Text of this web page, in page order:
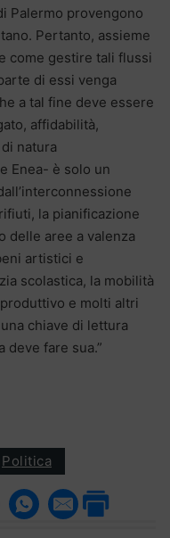
Palermo provengono
Pertanto, assieme
come gestire tali flussi
di essi venga
a tal fine deve essere
affidabilità,
natura
Enea- è solo un
la pianificazione
delle aree a valenza
artistici e
scolastica, la mobilità
e molti altri
chiave di lettura
deve fare sua.”
Politica